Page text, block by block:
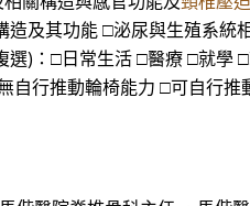
及其功能 □泌尿與生殖系統
選)：□日常生活 □醫療 □就學
自行推動輪椅能力 □可自行推